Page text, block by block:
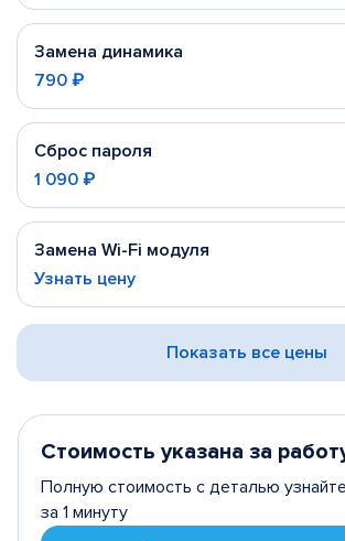
Замена динамика
790 ₽
Сброс пароля
1 090 ₽
Замена Wi-Fi модуля
Узнать цену
Показать все цены
Стоимость указана за
Полную стоимость с деталью
за 1 минуту